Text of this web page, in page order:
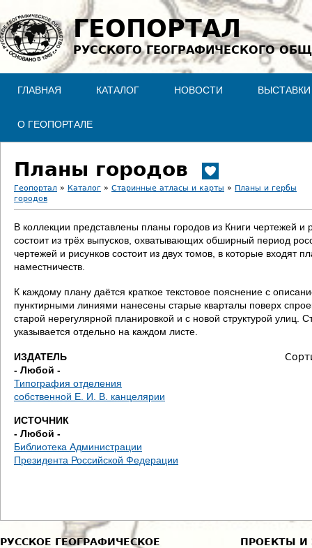
Jump to navigation
ГЕОПОРТАЛ
РУССКОГО ГЕОГРАФИЧЕСКОГО
ГЛАВНАЯ КАТАЛОГ НОВОСТИ ВЫСТАВКИ
О ГЕОПОРТАЛЕ
Планы городов
В
ы
з
д
е
ь
Геопортал » Каталог » Старинные атласы и карты » Планы и гербы
городов
В коллекции представлены планы городов из Книги чертежей
состоит из трёх выпусков, охватывающих обширный период
чертежей и рисунков состоит из двух томов, в которые входят
наместничеств.
К каждому плану даётся краткое текстовое пояснение с
пунктирными линиями нанесены старые кварталы поверх
старой нерегулярной планировкой и с новой структурой
указывается отдельно на каждом листе.
ИЗДАТЕЛЬ
- Любой -
Типография отделения
собственной Е. И. В. канцелярии
ИСТОЧНИК
- Любой -
Библиотека Администрации
Президента Российской Федерации
РУССКОЕ ГЕОГРАФИЧЕСКОЕ
ПРОЕКТЫ И